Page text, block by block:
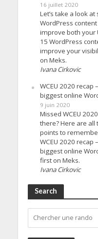
16 juillet 2020
Let’s take a look
WordPress
improve both your
15 WordPress
improve your
on Meks.
Ivana Cirkovic
WCEU 2020 recap
biggest online
9 juin 2020
Missed WCEU
there? Here are
points to
WCEU 2020 recap
biggest online
first on Meks.
Ivana Cirkovic
Search